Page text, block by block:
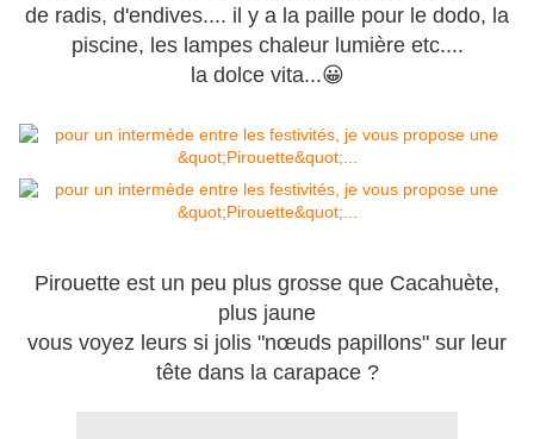
de radis, d'endives.... il y a la paille pour le dodo, la
piscine, les lampes chaleur lumière etc....
la dolce vita...😀
Pirouette est un peu plus grosse que Cacahuète,
plus jaune
vous voyez leurs si jolis "nœuds papillons" sur leur
tête dans la carapace ?